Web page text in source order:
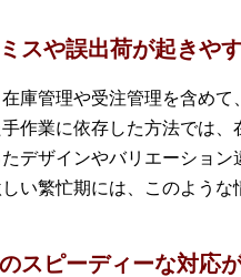
スや誤出荷が起きや
庫管理や受注管理を含め
作業に依存した方法では
デザインやバリエーショ
い繁忙期には、このよう
スピーディーな対応